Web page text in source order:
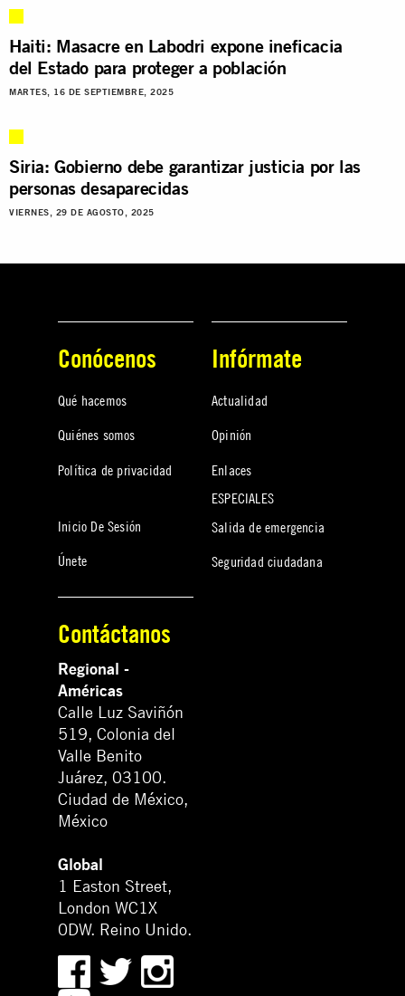
Haiti: Masacre en Labodri expone ineficacia
del Estado para proteger a población
MARTES, 16 DE SEPTIEMBRE, 2025
Siria: Gobierno debe garantizar justicia por las
personas desaparecidas
VIERNES, 29 DE AGOSTO, 2025
Conócenos
Qué hacemos
Quiénes somos
Política de privacidad
Inicio De Sesión
Únete
Infórmate
Actualidad
Opinión
Enlaces
ESPECIALES
Salida de emergencia
Seguridad ciudadana
Contáctanos
Regional -
Américas
Calle Luz Saviñón
519, Colonia del
Valle Benito
Juárez, 03100.
Ciudad de México,
México
Global
1 Easton Street,
London WC1X
0DW. Reino Unido.